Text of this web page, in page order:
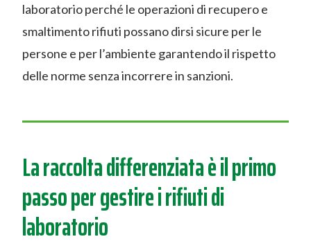
laboratorio perché le operazioni di recupero e
smaltimento rifiuti possano dirsi sicure per le
persone e per l’ambiente garantendo il rispetto
delle norme senza incorrere in sanzioni.
La raccolta differenziata è il primo
passo per gestire i rifiuti di
laboratorio